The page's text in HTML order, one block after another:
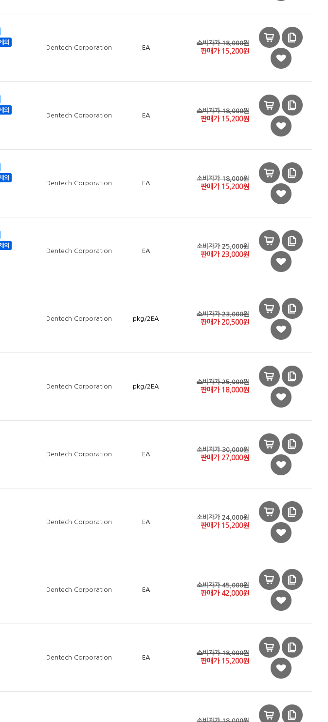
Dentech Corporation EA
소비자가 18,000원
판매가 15,200원
Dentech Corporation EA
소비자가 18,000원
판매가 15,200원
Dentech Corporation EA
소비자가 18,000원
판매가 15,200원
Dentech Corporation EA
소비자가 25,000원
판매가 23,000원
Dentech Corporation pkg/2EA
소비자가 23,000원
판매가 20,500원
Dentech Corporation pkg/2EA
소비자가 25,000원
판매가 18,000원
Dentech Corporation EA
소비자가 30,000원
판매가 27,000원
Dentech Corporation EA
소비자가 24,000원
판매가 15,200원
Dentech Corporation EA
소비자가 45,000원
판매가 42,000원
Dentech Corporation EA
소비자가 18,000원
판매가 15,200원